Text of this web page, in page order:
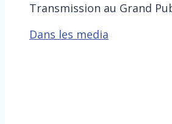
Transmission au Grand
Dans les media